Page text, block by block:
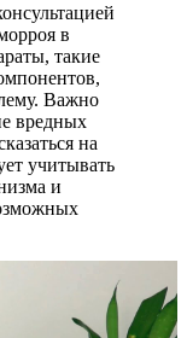
в
такие
Важно
вредных
на
учитывать
и